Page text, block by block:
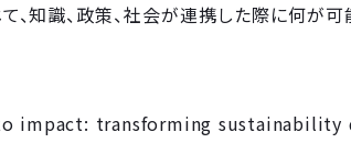
、知識、政策、社会が連携した際に何が
to impact: transforming